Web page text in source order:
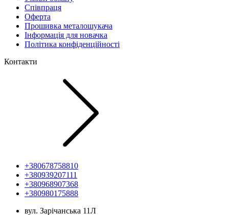
Співпраця
Оферта
Прошивка металошукача
Інформація для новачка
Політика конфіденційності
Контакти
+380678758810
+380939207111
+380968907368
+380980175888
вул. Зарічанська 11Л